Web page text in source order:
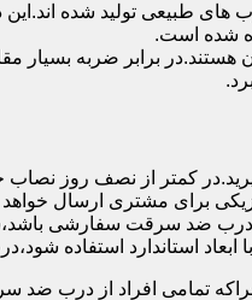
های طبیعی تولید شده
شده است.
برابر ضربه بسیار
کمتر از نصف روز
برای مشتری ارسال
درب ضد سرقت سفارشی
استاندارد استفاده
تمامی افراد از درب ضد